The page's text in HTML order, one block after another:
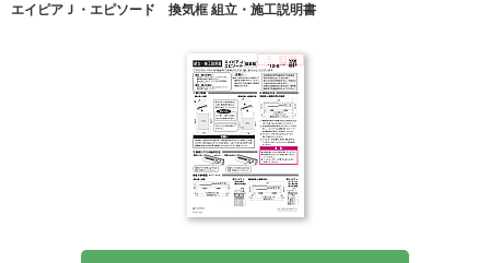
エイピアＪ・エピソード 換気框 組立・施工説明書